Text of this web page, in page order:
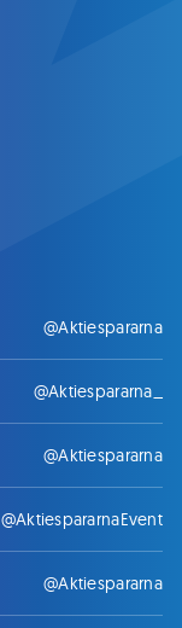
@Aktiespararna
@Aktiespararna_
@Aktiespararna
@AktiespararnaEvent
@Aktiespararna